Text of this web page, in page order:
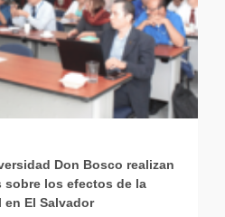
Don Bosco realizan
sobre los efectos de la
El Salvador